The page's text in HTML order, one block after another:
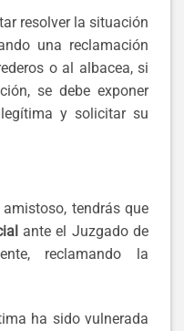
resolver la situación
una reclamación
o al albacea, si
se debe exponer
y solicitar su
tendrás que
ante el Juzgado de
reclamando la
ha sido vulnerada